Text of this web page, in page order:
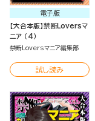
電子版
【大合本版】禁断Loversマ
ニア （4）
禁断Loversマニア編集部
試し読み